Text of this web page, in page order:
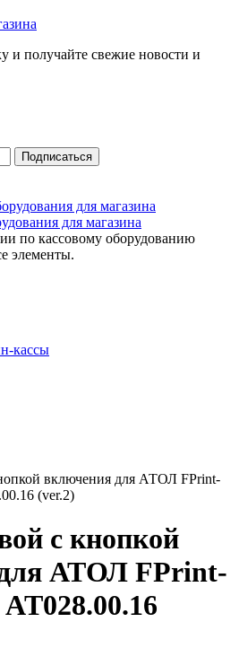
и получайте свежие новости и
для магазина
по кассовому оборудованию
элементы.
кассы
включения для АТОЛ FPrint-
(ver.2)
с кнопкой
АТОЛ FPrint-